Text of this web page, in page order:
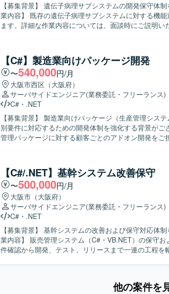
【募集背景】 遺伝子病理サブシステムの開発保守体制を
業内容】 既存の遺伝子病理サブシステムに対する機
ます。詳細な作業内容については、面談時にご説明いたします。 【求める人物
を深めていただけます。 【開発環境】
【C#】製造業向けパッケージ開発
〜540,000円/月
大阪市西区（大阪府）
サーバサイドエンジニア(業務委託・フリーランス)
C# ・ .NET
【募集背景】 製造業向けパッケージ（生産管理シス
別要件に対応するための開発体制を強化する背景がございます。 【作業内容】
管理パッケージに対する顧客ごとのアドオン開発を
人物像】 自ら主体的に業務に取り組み、周囲とコミ
いただける方を求めております。 要件や仕様の変化
を意識して開発できる方が望ましいです。 【ポジションの魅力】 製造業向け生産管理システム
に関する業務知識を身につけながら、顧客ごとの個別
きます。 パッケージ製品の拡張開発を通じて、既存
ことができる環境です。 【開発環境】 C#を中心とした環境で、生産管理系パッケージのアドオ
ン開発を行っていただきます。
【C#/.NET】基幹システム改善保守
〜500,000円/月
大阪市（大阪府）
サーバサイドエンジニア(業務委託・フリーランス)
C# ・ .NET
【募集背景】 基幹システムの改善および保守対応体制を
業内容】 販売管理システム（C#・VB.NET）の保守
件確認から開発、テスト、リリースまで一連の工程を幅広く
で一貫して関われるため、システム全体の流れを把握
他の案件を